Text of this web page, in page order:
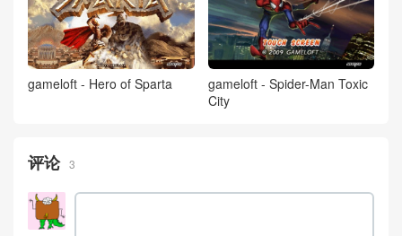
gameloft - Hero of Sparta
gameloft - Spider-Man Toxic
City
评论 3